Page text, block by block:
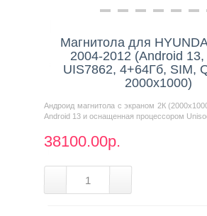
Нашли дешевле?
Магнитола для
2004-2012 (Android
UIS7862, 4+64Гб, SIM,
2000x1000)
Андроид магнитола с экраном 2К
Android 13 и оснащенная процессором
38100.00р.